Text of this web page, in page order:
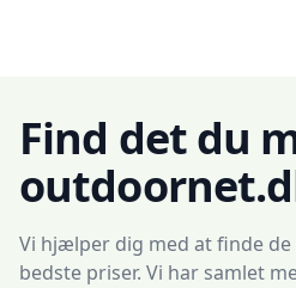
Find det du
Vi hjælper dig med at finde
bedste priser. Vi har samlet